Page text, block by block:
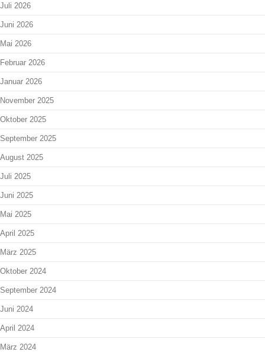
Juli 2026
Juni 2026
Mai 2026
Februar 2026
Januar 2026
November 2025
Oktober 2025
September 2025
August 2025
Juli 2025
Juni 2025
Mai 2025
April 2025
März 2025
Oktober 2024
September 2024
Juni 2024
April 2024
März 2024